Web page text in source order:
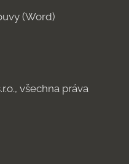
(Word)
všechna práva